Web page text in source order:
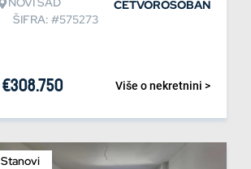
ŠIFRA: #575273
ČETVOROSOBAN
Više o nekretnini >
€308.750
Stanovi